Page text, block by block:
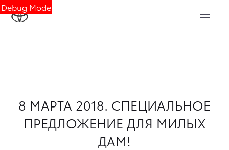
Debug Mode
8 МАРТА 2018. СПЕЦИАЛЬНОЕ
ПРЕДЛОЖЕНИЕ ДЛЯ МИЛЫХ
ДАМ!